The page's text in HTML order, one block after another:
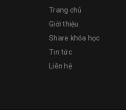
Trang chủ
Giới thiệu
Share khóa học
Tin tức
Liên hệ